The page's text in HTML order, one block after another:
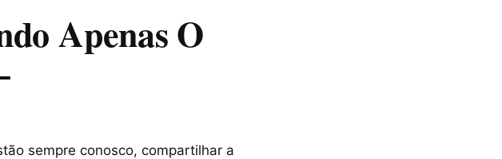
Apenas O
sempre conosco, compartilhar a